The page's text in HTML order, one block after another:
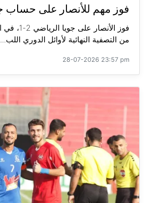
فوز مهم للأنصار على حساب
فوز الأنصار
من التصفية النهائية لأوائل الدوري اللب...
28-07-2026 23:57 pm